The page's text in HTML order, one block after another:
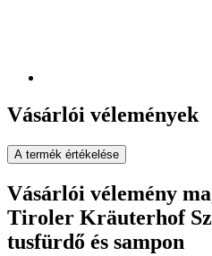
Vásárlói vélemények
A termék értékelése
Vásárlói vélemény
Tiroler Kräuterhof
tusfürdő és sampon